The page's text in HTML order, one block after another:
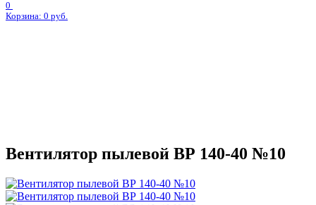
0
Корзина: 0 руб.
Вентилятор пылевой ВР 140-40 №10